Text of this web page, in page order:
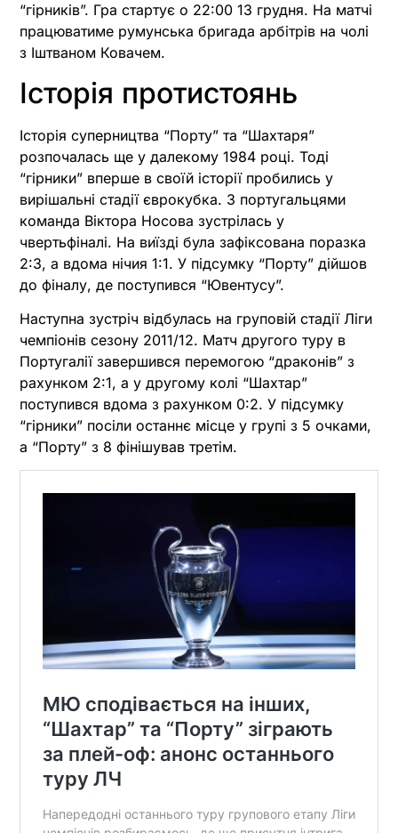
“гірників”. Гра стартує о 22:00 13 грудня. На матчі
працюватиме румунська бригада арбітрів на чолі
з Іштваном Ковачем.
Історія протистоянь
Історія суперництва “Порту” та “Шахтаря”
розпочалась ще у далекому 1984 році. Тоді
“гірники” вперше в своїй історії пробились у
вирішальні стадії єврокубка. З португальцями
команда Віктора Носова зустрілась у
чвертьфіналі. На виїзді була зафіксована поразка
2:3, а вдома нічия 1:1. У підсумку “Порту” дійшов
до фіналу, де поступився “Ювентусу”.
Наступна зустріч відбулась на груповій стадії Ліги
чемпіонів сезону 2011/12. Матч другого туру в
Португалії завершився перемогою “драконів” з
рахунком 2:1, а у другому колі “Шахтар”
поступився вдома з рахунком 0:2. У підсумку
“гірники” посіли останнє місце у групі з 5 очками,
а “Порту” з 8 фінішував третім.